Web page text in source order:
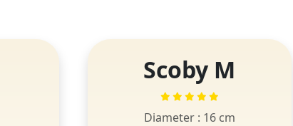
Scoby M
Diameter : 16 cm